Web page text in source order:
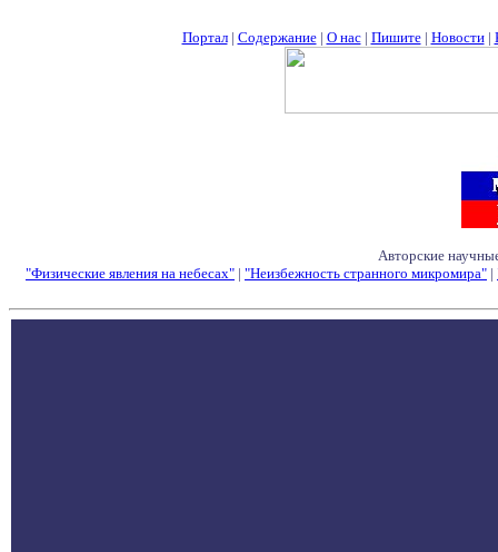
Портал| Содержание| О нас| Пишите| Новости|
Авторские
"Физические явления на небесах" | "Неизбежность странного микромира" |